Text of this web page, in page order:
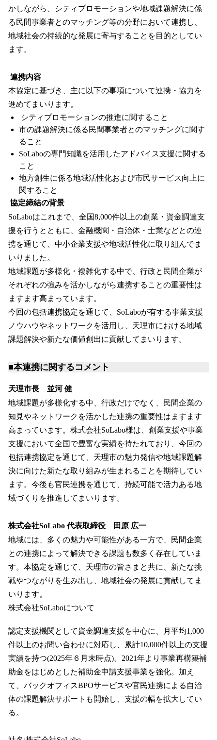
かしながら、シティプロモーションや地域課題解決に係
る民間事業者とのマッチング等の分野において連携し、
地域社会の持続的な発展に寄与することを目的としてい
ます。
連携内容
本協定に基づき、主に以下の事項について連携・協力を
進めてまいります。
シティプロモーションの推進に関すること
市の課題解決に係る民間事業者とのマッチングに関す
ること
SoLaboの専門知識を活用したアドバイス支援に関する
こと
地方創生に係る地域活性化および市民サービス向上に
関すること
協定締結の背景
SoLaboはこれまで、全国8,000件以上の創業・資金調達支
援を行うとともに、金融機関・自治体・士業などとの連
携を通じて、中小企業支援や地域活性化に取り組んでま
いりました。
地域課題が多様化・複雑化する中で、行政と民間企業が
それぞれの強みを活かしながら連携することの重要性は
ますます高まっています。
今回の包括連携協定を通じて、SoLaboが有する事業支援
ノウハウやネットワークを活用し、天理市における地域
課題解決や新たな価値創出に貢献してまいります。
■本連携に関するコメント
天理市長 並河 健
地域課題が多様化する中、行政だけでなく、民間企業の
知見やネットワークを活かした連携の重要性はますます
高まっています。株式会社SoLabo様は、創業支援や事業
支援において全国で豊富な実績を持たれており、今回の
包括連携協定を通じて、天理市の魅力発信や地域課題解
決に向けた新たな取り組みが生まれることを期待してい
ます。今後も官民連携を通じて、持続可能で活力ある地
域づくりを推進してまいります。
株式会社SoLabo 代表取締役 田原 広一
地域には、多くの魅力や可能性がある一方で、民間企業
との連携によって解決できる課題も数多く存在していま
す。本協定を通じて、天理市の皆さまと共に、新たな挑
戦やつながりを生み出し、地域社会の発展に貢献してま
いります。
株式会社SoLaboについて
認定支援機関として資金調達支援を中心に、月平均1,000
件以上のお問い合わせに対応し、累計10,000件以上の支援
実績を持つ(2025年６月末時点)。2021年より事業再構築補
助金をはじめとした補助金申請支援事業を強化。加え
て、バックオフィスBPOサービスや官民連携による自治
体の課題解決サポートも開始し、支援の幅を拡大してい
る。